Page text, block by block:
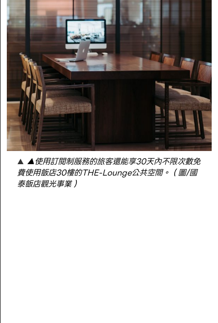
▲使用訂閱制服務的旅客還能享30天內不限次數免
費使用飯店30樓的THE-Lounge公共空間。（圖/國
泰飯店觀光事業）